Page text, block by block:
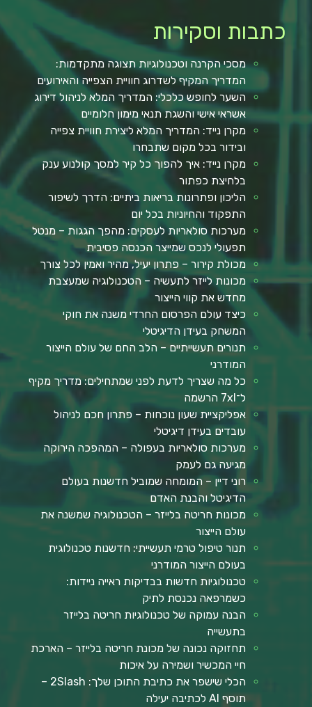
כתבות וסקירות
מסכי הקרנה וטכנולוגיות תצוגה מתקדמות:
המדריך המקיף לשדרוג חוויית הצפייה והאירועים
השער לחופש כלכלי: המדריך המלא לניהול דירוג
אשראי אישי והשגת תנאי מימון חלומיים
מקרן נייד: המדריך המלא ליצירת חוויית צפייה
ובידור בכל מקום שתבחרו
מקרן נייד: איך להפוך כל קיר למסך קולנוע ענק
בלחיצת כפתור
הליכון ופתרונות בריאות ביתיים: הדרך לשיפור
התפקוד והחיוניות בכל יום
מערכות סולאריות לעסקים: מהפך הגגות – מנטל
תפעולי לנכס שמייצר הכנסה פסיבית
מכולת קירור – פתרון יעיל, מהיר ואמין לכל צורך
מכונות לייזר לתעשיה – הטכנולוגיה שמעצבת
מחדש את קווי הייצור
כיצד עולם הפרסום החרדי משנה את חוקי
המשחק בעידן הדיגיטלי
תנורים תעשייתיים – הלב החם של עולם הייצור
המודרני
כל מה שצריך לדעת לפני שמתחילים: מדריך מקיף
ל־7xl הרשמה
אפליקציית שעון נוכחות – פתרון חכם לניהול
עובדים בעידן דיגיטלי
מערכות סולאריות בעפולה – המהפכה הירוקה
מגיעה גם לעמק
רוני דיין – המומחה שמוביל חדשנות בעולם
הדיגיטל והבנת האדם
מכונות חריטה בלייזר – הטכנולוגיה שמשנה את
עולם הייצור
תנור טיפול טרמי תעשייתי: חדשנות טכנולוגית
בעולם הייצור המודרני
טכנולוגיות חדשות בבדיקות ראייה ניידות:
כשמרפאה נכנסת לתיק
הבנה עמוקה של טכנולוגיות חריטה בלייזר
בתעשייה
תחזוקה נכונה של מכונת חריטה בלייזר – הארכת
חיי המכשיר ושמירה על איכות
הכלי שישפר את כתיבת התוכן שלך: 2Slash –
תוסף AI לכתיבה יעילה